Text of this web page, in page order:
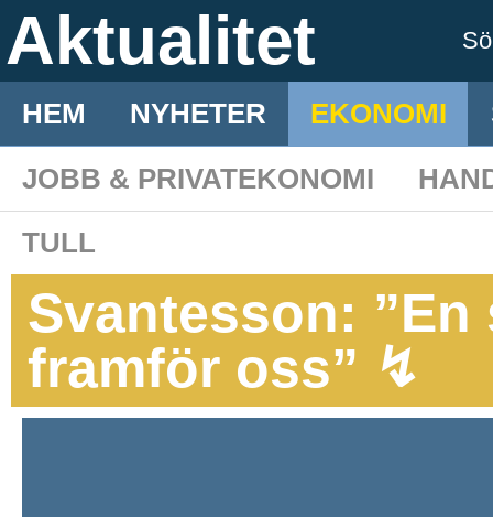
Aktualitet
HEM NYHETER EKONOMI
JOBB & PRIVATEKONOMI
TULL
Svantesson:
framför oss” ↯